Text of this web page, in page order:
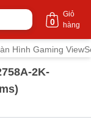
Giỏ
hàng
0
Hình Gaming
2K-